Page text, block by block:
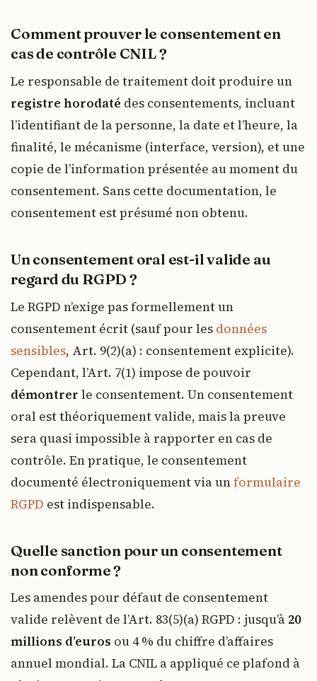
Comment prouver le consentement en
cas de contrôle CNIL ?
Le responsable de traitement doit produire un
registre horodaté des consentements, incluant
l’identifiant de la personne, la date et l’heure, la
finalité, le mécanisme (interface, version), et une
copie de l’information présentée au moment du
consentement. Sans cette documentation, le
consentement est présumé non obtenu.
Un consentement oral est-il valide au
regard du RGPD ?
Le RGPD n’exige pas formellement un
consentement écrit (sauf pour les données
sensibles, Art. 9(2)(a) : consentement explicite).
Cependant, l’Art. 7(1) impose de pouvoir
démontrer le consentement. Un consentement
oral est théoriquement valide, mais la preuve
sera quasi impossible à rapporter en cas de
contrôle. En pratique, le consentement
documenté électroniquement via unformulaire
RGPD est indispensable.
Quelle sanction pour un consentement
non conforme ?
Les amendes pour défaut de consentement
valide relèvent de l’Art. 83(5)(a) RGPD : jusqu’à 20
millions d’euros ou 4 % du chiffre d’affaires
annuel mondial. La CNIL a appliqué ce plafond à